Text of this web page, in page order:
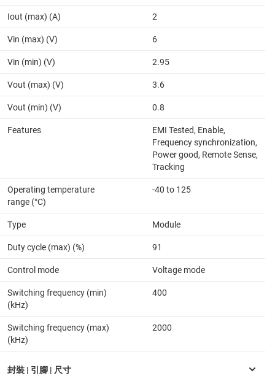
Iout (max) (A) 2
Vin (max) (V) 6
Vin (min) (V) 2.95
Vout (max) (V) 3.6
Vout (min) (V) 0.8
Features
EMI Tested, Enable,
Frequency synchronization,
Power good, Remote Sense,
Tracking
Operating temperature
range (°C)
-40 to 125
Type Module
Duty cycle (max) (%) 91
Control mode Voltage mode
Switching frequency (min)
(kHz)
400
Switching frequency (max)
(kHz)
2000